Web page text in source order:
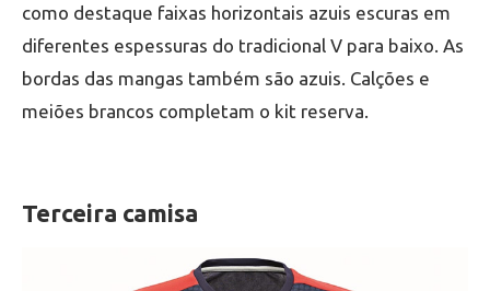
como destaque faixas horizontais azuis escuras em
diferentes espessuras do tradicional V para baixo. As
bordas das mangas também são azuis. Calções e
meiões brancos completam o kit reserva.
Terceira camisa